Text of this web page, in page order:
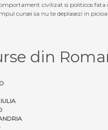
civilizat si politicos fata
cursei sa nu te deplasezi in
din